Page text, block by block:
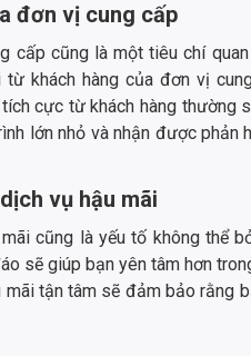
đơn vị cung cấp
cấp cũng là một tiêu chí
khách hàng của đơn vị
cực từ khách hàng thường
lớn nhỏ và nhận được
vụ hậu mãi
cũng là yếu tố không thể
sẽ giúp bạn yên tâm hơn
mãi tận tâm sẽ đảm bảo rằng